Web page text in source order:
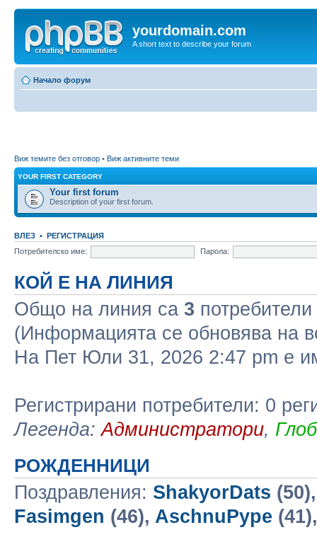
yourdomain.com
A short text to describe your forum
Начало форум
Виж темите без отговор • Виж активните теми
YOUR FIRST CATEGORY
Your first forum
Description of your first forum.
ВЛЕЗ • РЕГИСТРАЦИЯ
Потребителско име:
Парола:
КОЙ Е НА ЛИНИЯ
Общо на линия са 3
(Информацията се обновява на
На Пет Юли 31, 2026 2:47 pm е
Регистрирани потребители: 0
Легенда:Администратори,
РОЖДЕННИЦИ
Поздравления: ShakyorDats
Fasimgen (46), AschnuPype